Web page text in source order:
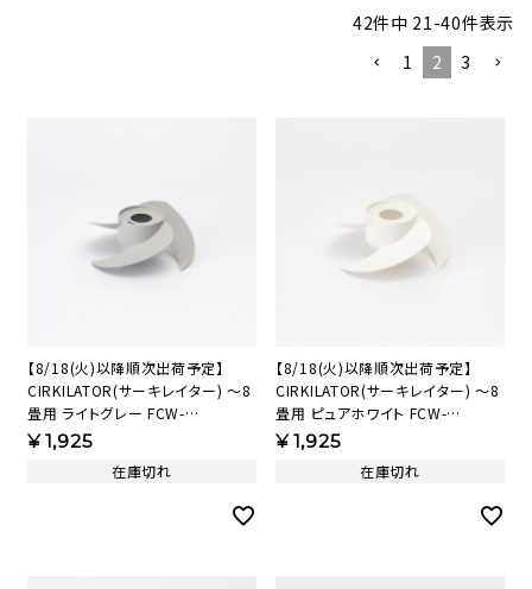
42件中 21-40件表示
1
2 3
【8/18(火)以降順次出荷予定】
CIRKILATOR(サーキレイター) ～8
畳用 ライトグレー FCW-
140D(LGY) 羽根(指入れ防止シー
¥1,925
在庫切れ
【8/18(火)以降順次出荷予定】
CIRKILATOR(サーキレイター) ～8
畳用 ピュアホワイト FCW-
140D(PWH) 羽根(指入れ防止シー
¥1,925
在庫切れ